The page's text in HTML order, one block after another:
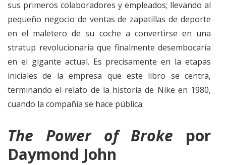
sus primeros colaboradores y empleados; llevando al
pequeño negocio de ventas de zapatillas de deporte
en el maletero de su coche a convertirse en una
stratup revolucionaria que finalmente desembocaría
en el gigante actual. Es precisamente en la etapas
iniciales de la empresa que este libro se centra,
terminando el relato de la historia de Nike en 1980,
cuando la compañía se hace pública.
The Power of Broke por
Daymond John